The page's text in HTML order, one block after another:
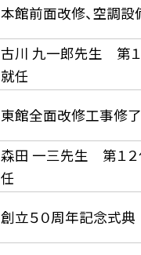
本館前面改修、空調設
古川 九一郎先生 第
就任
東館全面改修工事修了
森田 一三先生 第１
任
創立５０周年記念式典